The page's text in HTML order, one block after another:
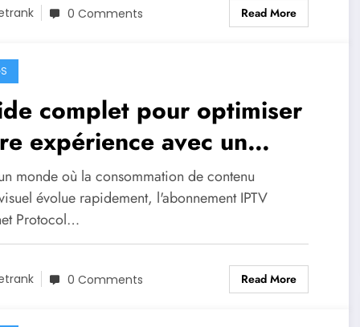
0 Comments Read More
complet pour optimiser
expérience avec un
IPTV
monde où la consommation de contenu
évolue rapidement, l'abonnement IPTV
Protocol…
0 Comments Read More